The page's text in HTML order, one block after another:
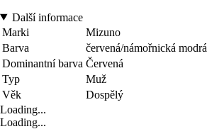
Další informace
Marki
Mizuno
Barva
červená/námořnická modrá
Dominantní barva Červená
Typ
Muž
Věk
Dospělý
Loading...
Loading...